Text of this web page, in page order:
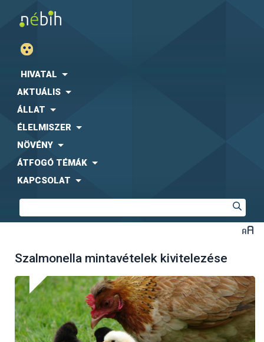
HIVATAL
AKTUÁLIS
ÁLLAT
ÉLELMISZER
NÖVÉNY
ÁTFOGÓ TÉMÁK
KAPCSOLAT
Szalmonella mintavételek kivitelezése